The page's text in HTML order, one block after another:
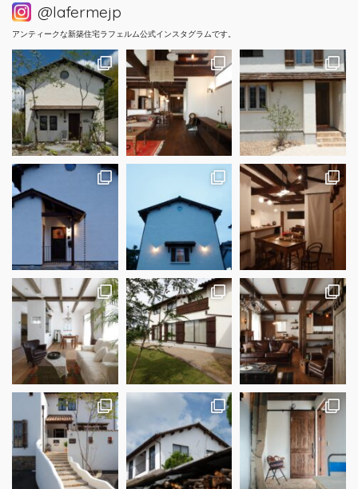
@lafermejp
アンティークな新築住宅ラフェルム公式インスタグラムです。